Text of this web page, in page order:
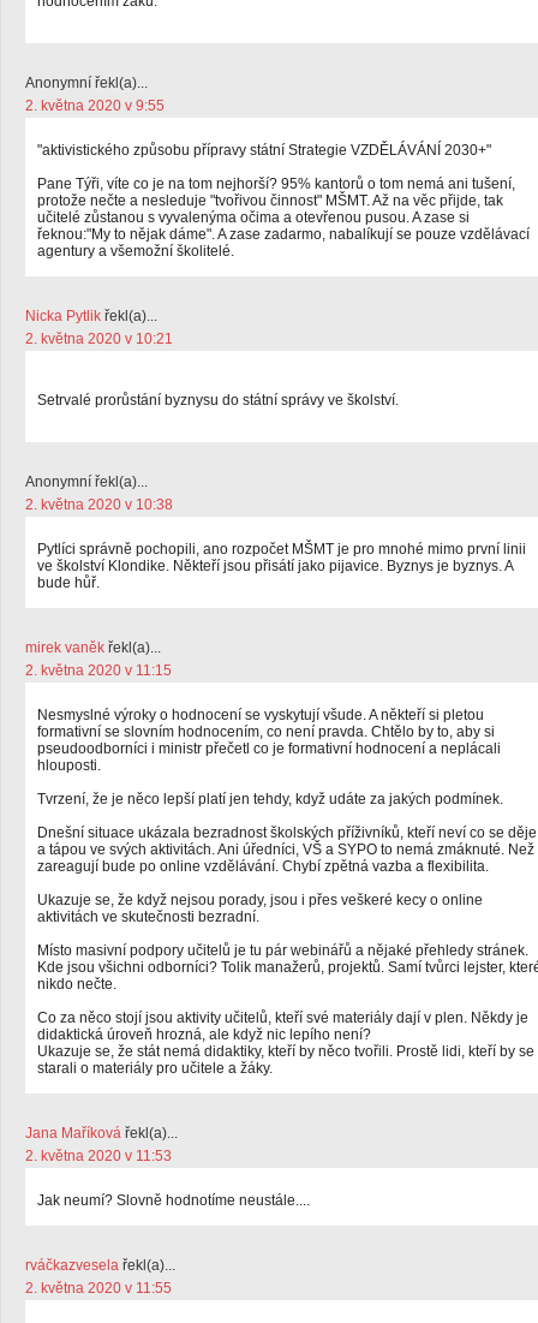
Anonymní řekl(a)...
2. května 2020 v 9:55
"aktivistického způsobu přípravy státní Strategie VZDĚLÁVÁNÍ 2030+"
Pane Týři, víte co je na tom nejhorší? 95% kantorů o tom nemá ani tušení,
protože nečte a nesleduje "tvořivou činnost" MŠMT. Až na věc přijde, tak
učitelé zůstanou s vyvalenýma očima a otevřenou pusou. A zase si
řeknou:"My to nějak dáme". A zase zadarmo, nabalíkují se pouze vzdělávací
agentury a všemožní školitelé.
Nicka Pytlik řekl(a)...
2. května 2020 v 10:21
Setrvalé prorůstání byznysu do státní správy ve školství.
Anonymní řekl(a)...
2. května 2020 v 10:38
Pytlíci správně pochopili, ano rozpočet MŠMT je pro mnohé mimo první linii
ve školství Klondike. Někteří jsou přisátí jako pijavice. Byznys je byznys. A
bude hůř.
mirek vaněk řekl(a)...
2. května 2020 v 11:15
Nesmyslné výroky o hodnocení se vyskytují všude. A někteří si pletou
formativní se slovním hodnocením, co není pravda. Chtělo by to, aby si
pseudoodborníci i ministr přečetl co je formativní hodnocení a neplácali
hlouposti.
Tvrzení, že je něco lepší platí jen tehdy, když udáte za jakých podmínek.
Dnešní situace ukázala bezradnost školských příživníků, kteří neví co se děje
a tápou ve svých aktivitách. Ani úředníci, VŠ a SYPO to nemá zmáknuté. Než
zareagují bude po online vzdělávání. Chybí zpětná vazba a flexibilita.
Ukazuje se, že když nejsou porady, jsou i přes veškeré kecy o online
aktivitách ve skutečnosti bezradní.
Místo masivní podpory učitelů je tu pár webinářů a nějaké přehledy stránek.
Kde jsou všichni odborníci? Tolik manažerů, projektů. Samí tvůrci lejster,
nikdo nečte.
Co za něco stojí jsou aktivity učitelů, kteří své materiály dají v plen. Někdy je
didaktická úroveň hrozná, ale když nic lepího není?
Ukazuje se, že stát nemá didaktiky, kteří by něco tvořili. Prostě lidi, kteří by se
starali o materiály pro učitele a žáky.
Jana Maříková řekl(a)...
2. května 2020 v 11:53
Jak neumí? Slovně hodnotíme neustále....
rváčkazvesela řekl(a)...
2. května 2020 v 11:55